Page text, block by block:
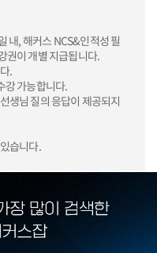
내, 해커스 NCS&인적성 필
권이 개별 지급됩니다.
.
강 가능합니다.
생님 질의 응답이 제공되지
습니다.